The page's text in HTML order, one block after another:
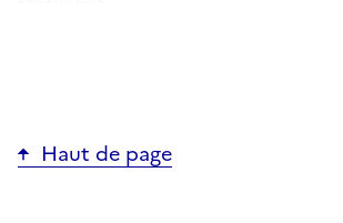
Haut de page